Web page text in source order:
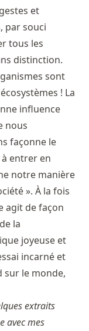
et
par souci
tous les
distinction.
sont
! La
influence
nous
façonne le
entrer en
notre manière
». À la fois
agit de façon
la
joyeuse et
incarné et
sur le monde,
extraits
avec mes